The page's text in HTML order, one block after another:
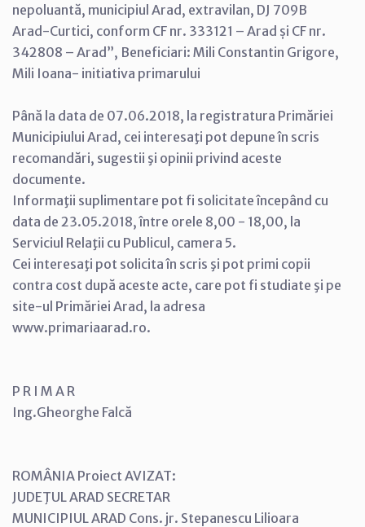
nepoluantă, municipiul Arad, extravilan, DJ 709B
Arad-Curtici, conform CF nr. 333121 – Arad și CF nr.
342808 – Arad”, Beneficiari: Mili Constantin Grigore,
Mili Ioana- initiativa primarului
Până la data de 07.06.2018, la registratura Primăriei
Municipiului Arad, cei interesaţi pot depune în scris
recomandări, sugestii şi opinii privind aceste
documente.
Informaţii suplimentare pot fi solicitate începând cu
data de 23.05.2018, între orele 8,00 - 18,00, la
Serviciul Relaţii cu Publicul, camera 5.
Cei interesaţi pot solicita în scris şi pot primi copii
contra cost după aceste acte, care pot fi studiate şi pe
site-ul Primăriei Arad, la adresa
www.primariaarad.ro.
P R I M A R
Ing.Gheorghe Falcă
ROMÂNIA Proiect AVIZAT:
JUDEŢUL ARAD SECRETAR
MUNICIPIUL ARAD Cons. jr. Stepanescu Lilioara